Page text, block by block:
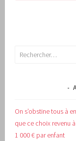
Rechercher :
On s’obstine tous à
que ce choix revenu
1 000 € par enfant